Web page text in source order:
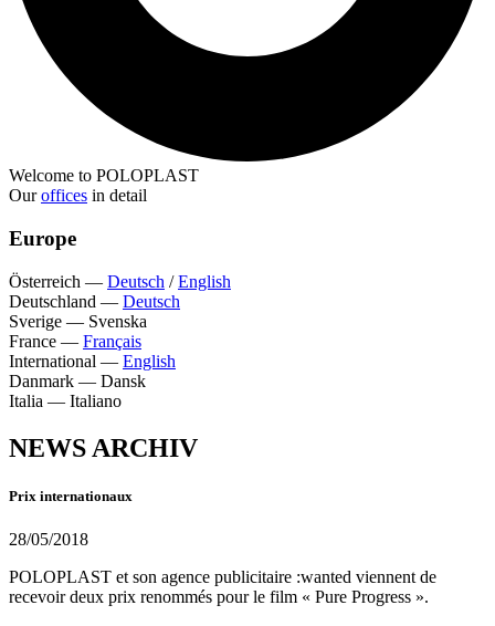
Welcome to POLOPLAST
Ouroffices in detail
Europe
Österreich — Deutsch /English
Deutschland — Deutsch
Sverige — Svenska
France — Français
International — English
Danmark — Dansk
Italia — Italiano
NEWS ARCHIV
Prix internationaux
28/05/2018
POLOPLAST et son agence publicitaire :wanted viennent de
recevoir deux prix renommés pour le film « Pure Progress ».